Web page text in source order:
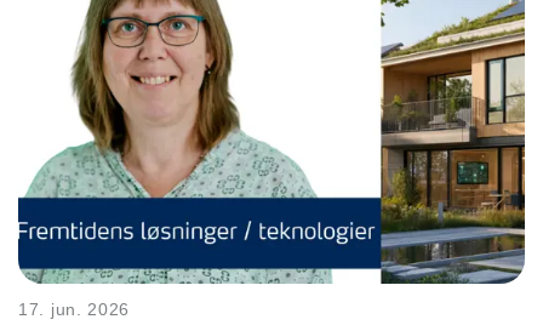
17. jun. 2026